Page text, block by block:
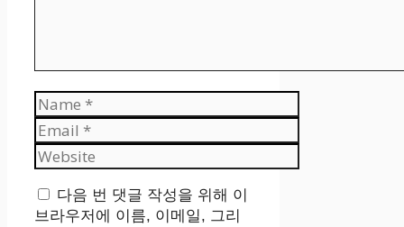
Name
Email
Website
다음 번 댓글 작성을 위해 이
브라우저에 이름, 이메일, 그리